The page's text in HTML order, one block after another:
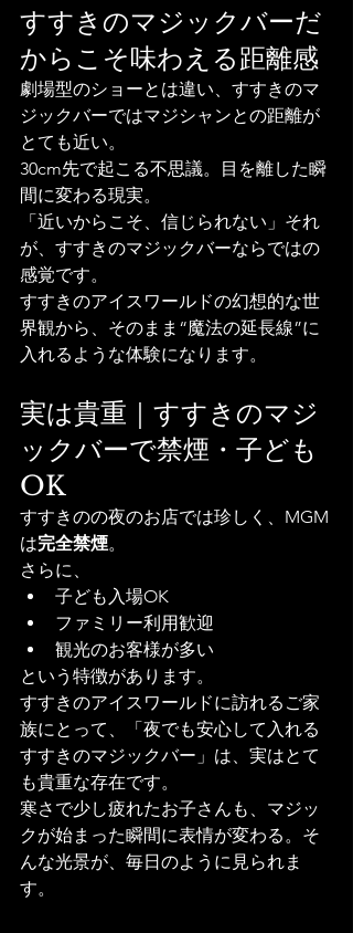
すすきのマジックバーだ
からこそ味わえる距離感
劇場型のショーとは違い、すすきのマ
ジックバーではマジシャンとの距離が
とても近い。
30cm先で起こる不思議。目を離した瞬
間に変わる現実。
「近いからこそ、信じられない」それ
が、すすきのマジックバーならではの
感覚です。
すすきのアイスワールドの幻想的な世
界観から、そのまま“魔法の延長線”に
入れるような体験になります。
実は貴重｜すすきのマジ
ックバーで禁煙・子ども
OK
すすきのの夜のお店では珍しく、MGM
は完全禁煙。
さらに、
子ども入場OK
ファミリー利用歓迎
観光のお客様が多い
という特徴があります。
すすきのアイスワールドに訪れるご家
族にとって、「夜でも安心して入れる
すすきのマジックバー」は、実はとて
も貴重な存在です。
寒さで少し疲れたお子さんも、マジッ
クが始まった瞬間に表情が変わる。そ
んな光景が、毎日のように見られま
す。